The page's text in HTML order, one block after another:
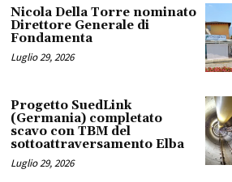
Nicola Della Torre nominato
Direttore Generale di
Fondamenta
Luglio 29, 2026
Progetto SuedLink
(Germania) completato
scavo con TBM del
sottoattraversamento Elba
Luglio 29, 2026